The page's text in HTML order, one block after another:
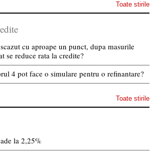
Toate stirile
cu aproape un punct, dupa masurile
se reduce rata la credite?
4 pot face o simulare pentru o refinantare?
Toate stirile
la 2,25%